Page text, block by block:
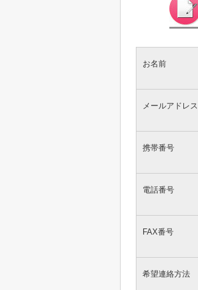
お名前
メールアドレス
携帯番号
電話番号
FAX番号
希望連絡方法